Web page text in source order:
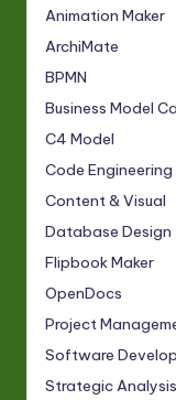
Animation Maker
ArchiMate
BPMN
Business Model
C4 Model
Code Engineering
Content & Visual
Database Design
Flipbook Maker
OpenDocs
Project
Software
Strategic Analysis